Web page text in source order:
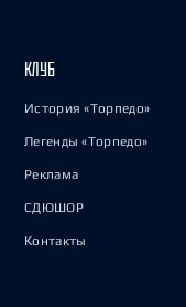
КЛУБ
История «Торпедо»
Легенды «Торпедо»
Реклама
СДЮШОР
Контакты